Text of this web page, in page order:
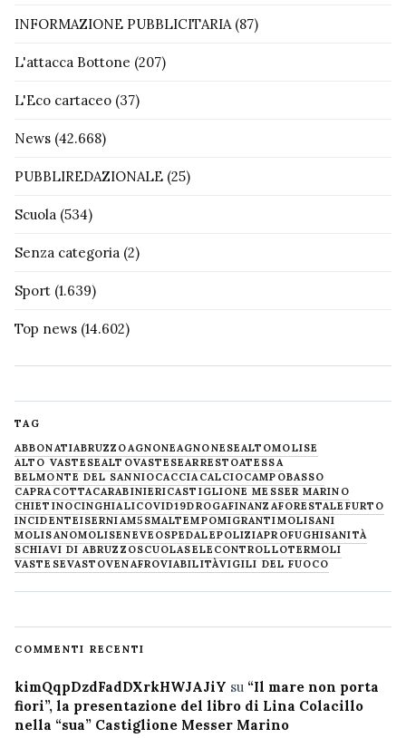
INFORMAZIONE PUBBLICITARIA(87)
L'attacca Bottone (207)
L'Eco cartaceo (37)
News (42.668)
PUBBLIREDAZIONALE (25)
Scuola (534)
Senza categoria (2)
Sport (1.639)
Top news (14.602)
TAG
ABBONATIABRUZZOAGNONEAGNONESEALTOMOLISE
ALTO VASTESEALTOVASTESEARRESTOATESSA
BELMONTE DEL SANNIOCACCIACALCIOCAMPOBASSO
CAPRACOTTACARABINIERICASTIGLIONE MESSER MARINO
CHIETINOCINGHIALICOVID19DROGAFINANZAFORESTALE FURTO
INCIDENTEISERNIAM5SMALTEMPOMIGRANTIMOLISANI
MOLISANOMOLISENEVE OSPEDALEPOLIZIAPROFUGHISANITÀ
SCHIAVI DI ABRUZZOSCUOLASELECONTROLLOTERMOLI
VASTESEVASTOVENAFROVIABILITÀVIGILI DEL FUOCO
COMMENTI RECENTI
kimQqpDzdFadDXrkHWJAJiY su “Il mare non porta
fiori”, la presentazione del libro di Lina Colacillo
nella “sua” Castiglione Messer Marino